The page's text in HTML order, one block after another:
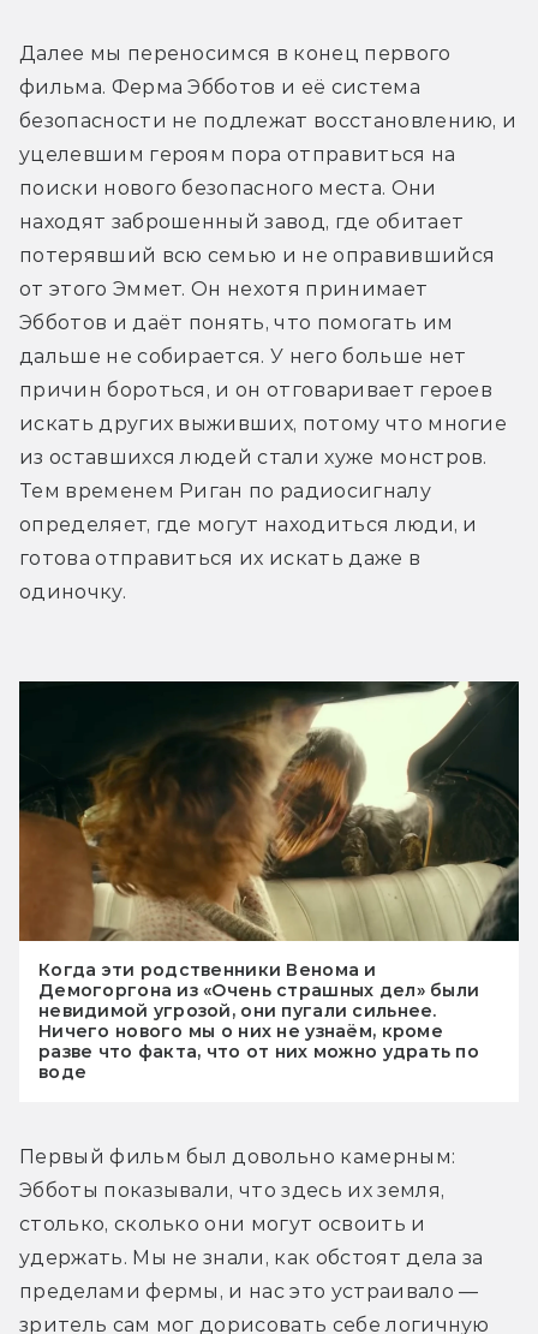
Далее мы переносимся в конец первого
фильма. Ферма Эбботов и её система
безопасности не подлежат восстановлению, и
уцелевшим героям пора отправиться на
поиски нового безопасного места. Они
находят заброшенный завод, где обитает
потерявший всю семью и не оправившийся
от этого Эммет. Он нехотя принимает
Эбботов и даёт понять, что помогать им
дальше не собирается. У него больше нет
причин бороться, и он отговаривает героев
искать других выживших, потому что многие
из оставшихся людей стали хуже монстров.
Тем временем Риган по радиосигналу
определяет, где могут находиться люди, и
готова отправиться их искать даже в
одиночку.
Когда эти родственники Венома и
Демогоргона из «Очень страшных дел» были
невидимой угрозой, они пугали сильнее.
Ничего нового мы о них не узнаём, кроме
разве что факта, что от них можно удрать по
воде
Первый фильм был довольно камерным:
Эбботы показывали, что здесь их земля,
столько, сколько они могут освоить и
удержать. Мы не знали, как обстоят дела за
пределами фермы, и нас это устраивало —
зритель сам мог дорисовать себе логичную